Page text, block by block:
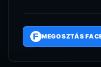
F MEGOSZTÁS